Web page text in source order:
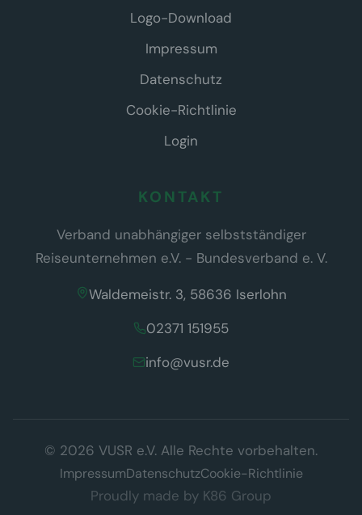
Logo-Download
Impressum
Datenschutz
Cookie-Richtlinie
Login
KONTAKT
Verband unabhängiger selbstständiger
Reiseunternehmen e.V. - Bundesverband e. V.
Waldemeistr. 3, 58636 Iserlohn
02371 151955
info@vusr.de
© 2026 VUSR e.V. Alle Rechte vorbehalten.
ImpressumDatenschutzCookie-Richtlinie
Proudly made by K86 Group
Diese Website verwendet ausschließlich technisch notwendige
TDDDG). Es werden keine Tracking- oder Marketing-Cookies
eingesetzt.Datenschutzerklärung